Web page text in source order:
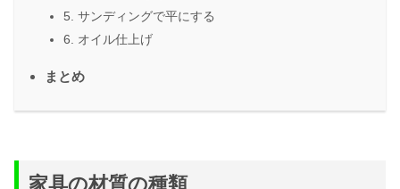
5. サンディングで平にする
6. オイル仕上げ
まとめ
家具の材質の種類